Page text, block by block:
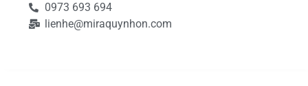
0973 693 694
lienhe@miraquynhon.com